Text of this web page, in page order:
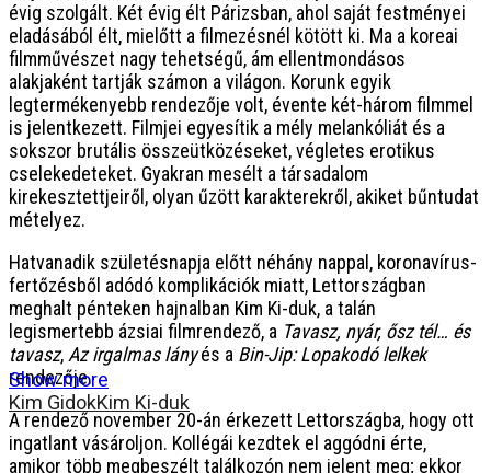
évig szolgált. Két évig élt Párizsban, ahol saját festményei
eladásából élt, mielőtt a filmezésnél kötött ki. Ma a koreai
filmművészet nagy tehetségű, ám ellentmondásos
alakjaként tartják számon a világon. Korunk egyik
legtermékenyebb rendezője volt, évente két-három filmmel
is jelentkezett. Filmjei egyesítik a mély melankóliát és a
sokszor brutális összeütközéseket, végletes erotikus
cselekedeteket. Gyakran mesélt a társadalom
kirekesztettjeiről, olyan űzött karakterekről, akiket bűntudat
mételyez.
Hatvanadik születésnapja előtt néhány nappal, koronavírus-
fertőzésből adódó komplikációk miatt, Lettországban
meghalt pénteken hajnalban Kim Ki-duk, a talán
legismertebb ázsiai filmrendező, a Tavasz, nyár, ősz tél… és
tavasz, Az irgalmas lányés a Bin-Jip: Lopakodó lelkek
rendezője.
A rendező november 20-án érkezett Lettországba, hogy ott
ingatlant vásároljon. Kollégái kezdtek el aggódni érte,
amikor több megbeszélt találkozón nem jelent meg; ekkor
Show more
Kim GidokKim Ki-duk